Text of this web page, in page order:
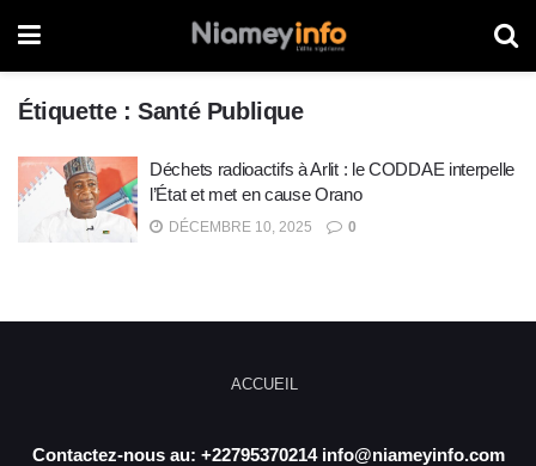
Étiquette :Santé Publique
Déchets radioactifs à Arlit : le CODDAE interpelle
l’État et met en cause Orano
DÉCEMBRE 10, 2025 0
ACCUEIL
Contactez-nous au: +22795370214 info@niameyinfo.com